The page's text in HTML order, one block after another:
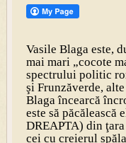
Vasile Blaga este,
mai mari „cocote
spectrului politic
şi Frunzăverde,
Blaga încearcă
este să
DREAPTA) din
cei cu creierul